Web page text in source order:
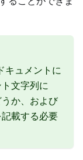
キュメントに
文字列に
か、および
載する必要